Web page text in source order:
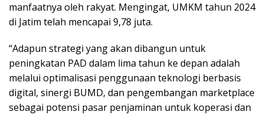
manfaatnya oleh rakyat. Mengingat, UMKM tahun 2024
di Jatim telah mencapai 9,78 juta.
“Adapun strategi yang akan dibangun untuk
peningkatan PAD dalam lima tahun ke depan adalah
melalui optimalisasi penggunaan teknologi berbasis
digital, sinergi BUMD, dan pengembangan marketplace
sebagai potensi pasar penjaminan untuk koperasi dan